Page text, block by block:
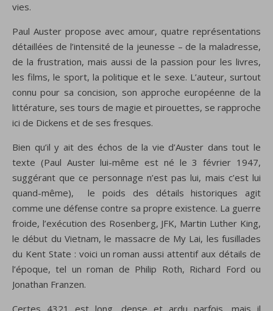
vies.
Paul Auster propose avec amour, quatre représentations
détaillées de l’intensité de la jeunesse – de la maladresse,
de la frustration, mais aussi de la passion pour les livres,
les films, le sport, la politique et le sexe. L’auteur, surtout
connu pour sa concision, son approche européenne de la
littérature, ses tours de magie et pirouettes, se rapproche
ici de Dickens et de ses fresques.
Bien qu’il y ait des échos de la vie d’Auster dans tout le
texte (Paul Auster lui-même est né le 3 février 1947,
suggérant que ce personnage n’est pas lui, mais c’est lui
quand-même), le poids des détails historiques agit
comme une défense contre sa propre existence. La guerre
froide, l’exécution des Rosenberg, JFK, Martin Luther King,
le début du Vietnam, le massacre de My Lai, les fusillades
du Kent State : voici un roman aussi attentif aux détails de
l’époque, tel un roman de Philip Roth, Richard Ford ou
Jonathan Franzen.
Certes 4321 est long, dense et ardu parfois, mais il